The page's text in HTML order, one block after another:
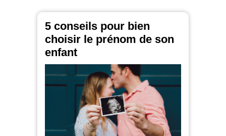
5 conseils pour bien
choisir le prénom de son
enfant